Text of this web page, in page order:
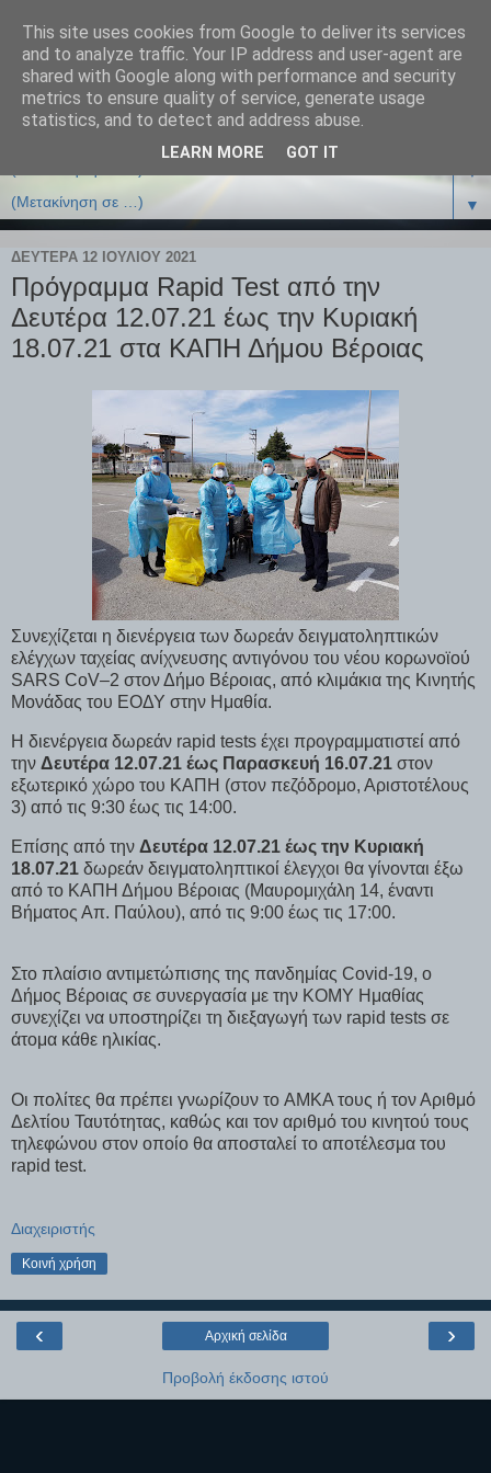
▼
▼
ΔΕΥΤΈΡΑ 12 ΙΟΥΛΊΟΥ 2021
Πρόγραμμα Rapid Test από την
Δευτέρα 12.07.21 έως την Κυριακή
18.07.21 στα ΚΑΠΗ Δήμου Βέροιας
Συνεχίζεται η διενέργεια των δωρεάν δειγματοληπτικών
ελέγχων ταχείας ανίχνευσης αντιγόνου του νέου κορωνοϊού
SARS CoV–2 στον Δήμο Βέροιας, από κλιμάκια της Κινητής
Μονάδας του ΕΟΔΥ στην Ημαθία.
Η διενέργεια δωρεάν rapid tests έχει προγραμματιστεί από
την Δευτέρα 12.07.21 έως Παρασκευή 16.07.21 στον
εξωτερικό χώρο του ΚΑΠΗ (στον πεζόδρομο, Αριστοτέλους
3) από τις 9:30 έως τις 14:00.
Επίσης από την Δευτέρα 12.07.21 έως την Κυριακή
18.07.21 δωρεάν δειγματοληπτικοί έλεγχοι θα γίνονται έξω
από το ΚΑΠΗ Δήμου Βέροιας (Μαυρομιχάλη 14, έναντι
Βήματος Απ. Παύλου), από τις 9:00 έως τις 17:00.
Στο πλαίσιο αντιμετώπισης της πανδημίας Covid-19, ο
Δήμος Βέροιας σε συνεργασία με την ΚΟΜΥ Ημαθίας
συνεχίζει να υποστηρίζει τη διεξαγωγή των rapid tests σε
άτομα κάθε ηλικίας.
Οι πολίτες θα πρέπει γνωρίζουν τo ΑΜΚΑ τους ή τον Αριθμό
Δελτίου Ταυτότητας, καθώς και τον αριθμό του κινητού τους
τηλεφώνου στον οποίο θα αποσταλεί το αποτέλεσμα του
rapid test.
Διαχειριστής
Κοινή χρήση
‹ ›
Αρχική σελίδα
Προβολή έκδοσης ιστού
This site uses cookies from Google to deliver its services
and to analyze traffic. Your IP address and user-agent are
shared with Google along with performance and security
metrics to ensure quality of service, generate usage
statistics, and to detect and address abuse.
LEARN MORE GOT IT